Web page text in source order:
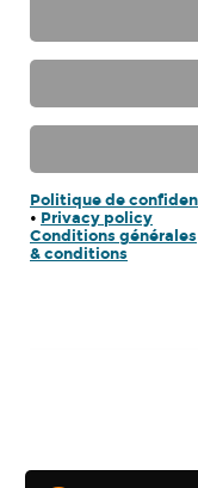
Politique de
• Privacy policy
Conditions générales
& conditions